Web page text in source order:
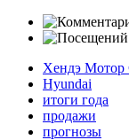
Хендэ
Hyundai
итоги года
продажи
прогнозы